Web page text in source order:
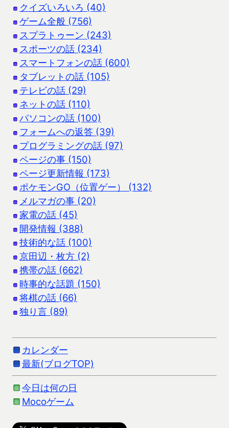
クイズいろいろ (40)
ゲーム全般 (756)
スプラトゥーン (243)
スポーツの話 (234)
スマートフォンの話 (600)
タブレットの話 (105)
テレビの話 (29)
ネットの話 (110)
パソコンの話 (100)
フォームへの返答 (39)
プログラミングの話 (97)
ページの事 (150)
ページ更新情報 (173)
ポケモンGO（位置ゲー） (132)
メルマガの事 (20)
家電の話 (45)
開発情報 (388)
技術的な話 (100)
京田辺・枚方 (2)
携帯の話 (662)
時事的な話題 (150)
将棋の話 (66)
独り言 (89)
カレンダー
最新(ブログTOP)
今日は何の日
Mocoゲーム